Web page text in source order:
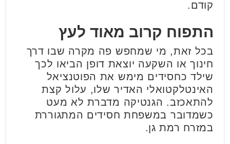
קודם.
התפוח קרוב מאוד לעץ
בכל זאת, מי שמחפש פה מקרה שבו דרך
חינוך או השקעה יוצאת דופן הביאו לכך
שילד כחסידים מימש את הפוטנציאל
האינטלקטואלי האדיר שלו, עלול קצת
להתאכזב. הגנטיקה מדברת לא מעט
כשמדובר במשפחת חסידים המתגוררת
במזרח רמת גן.